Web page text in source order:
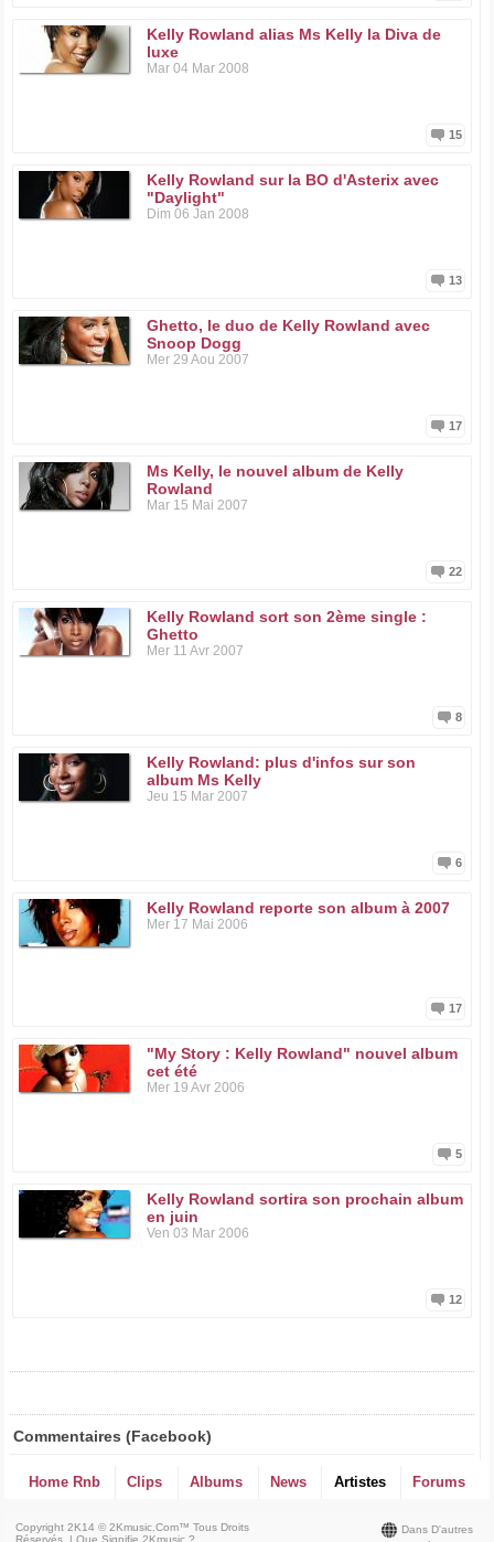
Kelly Rowland alias Ms Kelly la Diva de
luxe
Mar 04 Mar 2008
15
Kelly Rowland sur la BO d'Asterix avec
"Daylight"
Dim 06 Jan 2008
13
Ghetto, le duo de Kelly Rowland avec
Snoop Dogg
Mer 29 Aou 2007
17
Ms Kelly, le nouvel album de Kelly
Rowland
Mar 15 Mai 2007
22
Kelly Rowland sort son 2ème single :
Ghetto
Mer 11 Avr 2007
8
Kelly Rowland: plus d'infos sur son
album Ms Kelly
Jeu 15 Mar 2007
6
Kelly Rowland reporte son album à 2007
Mer 17 Mai 2006
17
"My Story : Kelly Rowland" nouvel album
cet été
Mer 19 Avr 2006
5
Kelly Rowland sortira son prochain album
en juin
Ven 03 Mar 2006
12
Commentaires (Facebook)
Home Rnb Clips Albums News Artistes Forums
Dans D'autres
Copyright 2K14 © 2Kmusic.com™Tous Droits
Réservés . |Que Signifie 2Kmusic ?